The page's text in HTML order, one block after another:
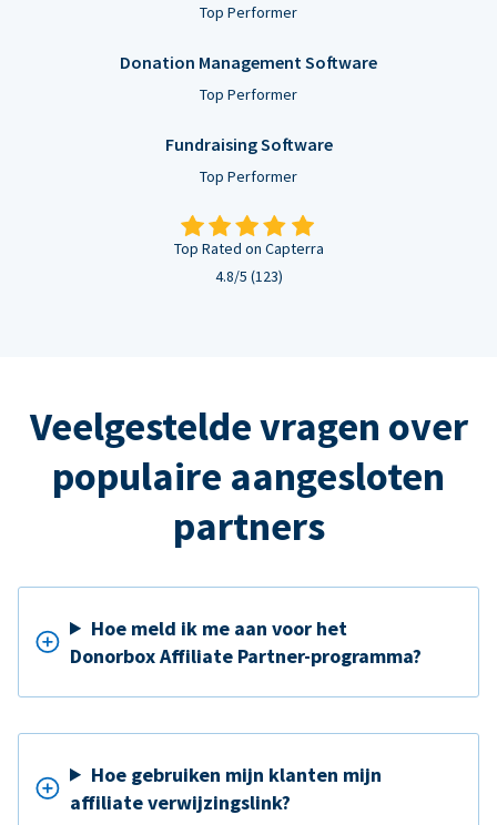
Top Performer
Donation Management Software
Top Performer
Fundraising Software
Top Performer
Top Rated on Capterra
4.8/5 (123)
Veelgestelde vragen over
populaire aangesloten
partners
Hoe meld ik me aan voor het
Donorbox Affiliate Partner-programma?
Hoe gebruiken mijn klanten mijn
affiliate verwijzingslink?